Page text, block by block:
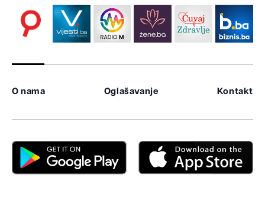
O nama Oglašavanje Kontakt